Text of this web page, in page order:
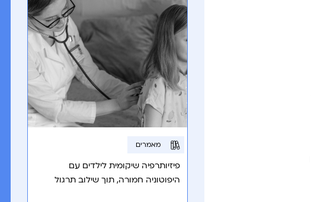
מאמרים
פיזיותרפיה שיקומית לילדים עם
היפוטוניה חמורה, תוך שילוב תרגול